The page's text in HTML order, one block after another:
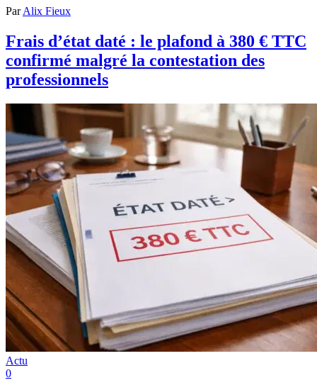
ParAlix Fieux
Frais d’état daté : le plafond à 380 € TTC
confirmé malgré la contestation des
professionnels
Actu
0